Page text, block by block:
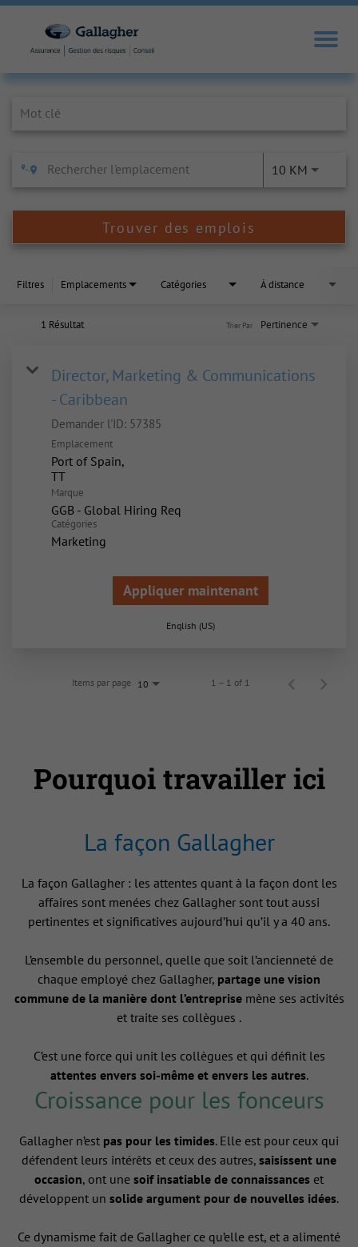
10 KM
Trouver des emplois
Filtres Emplacements Catégories À distance
1 Résultat Pertinence
Trier Par
Director, Marketing & Communications
- Caribbean
Demander l'ID: 57385
Emplacement
Port of Spain,
Marque
GGB - Global Hiring Req
Catégories
Marketing
Appliquer maintenant
English (US)
Items par page 10 1 – 1 of 1
Pourquoi travailler ici
La façon Gallagher
La façon Gallagher : les attentes quant à la façon dont les
affaires sont menées chez Gallagher sont tout aussi
pertinentes et significatives aujourd’hui qu’il y a 40 ans.
L’ensemble du personnel, quelle que soit l’ancienneté de
chaque employé chez Gallagher, partage une vision
commune de la manière dont l’entreprisemène ses activités
et traite ses collègues .
C’est une force qui unit les collègues et qui définit les
attentes envers soi-même et envers les autres.
Croissance pour les fonceurs
Gallagher n’est pas pour les timides. Elle est pour ceux qui
défendent leurs intérêts et ceux des autres, saisissent une
occasion, ont une soif insatiable de connaissances et
développent un solide argument pour de nouvelles idées.
Ce dynamisme fait de Gallagher ce qu’elle est, et a alimenté